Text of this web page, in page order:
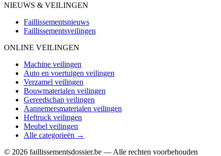
NIEUWS & VEILINGEN
Faillissementsnieuws
Faillissementsveilingen
ONLINE VEILINGEN
Machine veilingen
Auto en voertuigen veilingen
Verzamel veilingen
Bouwmaterialen veilingen
Gereedschap veilingen
Aannemersmaterialen veilingen
Heftruck veilingen
Meubel veilingen
Alle categorieën →
© 2026 faillissementsdossier.be — Alle rechten voorbehouden